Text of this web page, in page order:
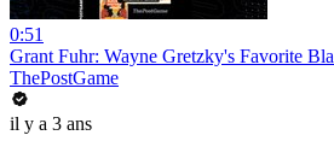
0:51
Grant Fuhr: Wayne Gretzky's Favorite
ThePostGame
il y a 3 ans